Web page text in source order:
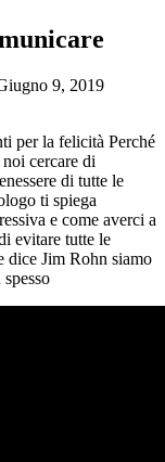
9, 2019
per la felicità Perché
cercare di
di tutte le
ti spiega
e come averci a
evitare tutte le
dice Jim Rohn siamo